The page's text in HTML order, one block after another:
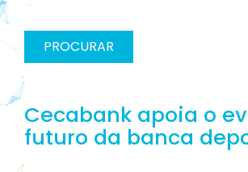
PROCURAR
Cecabank apoia o
futuro da banca